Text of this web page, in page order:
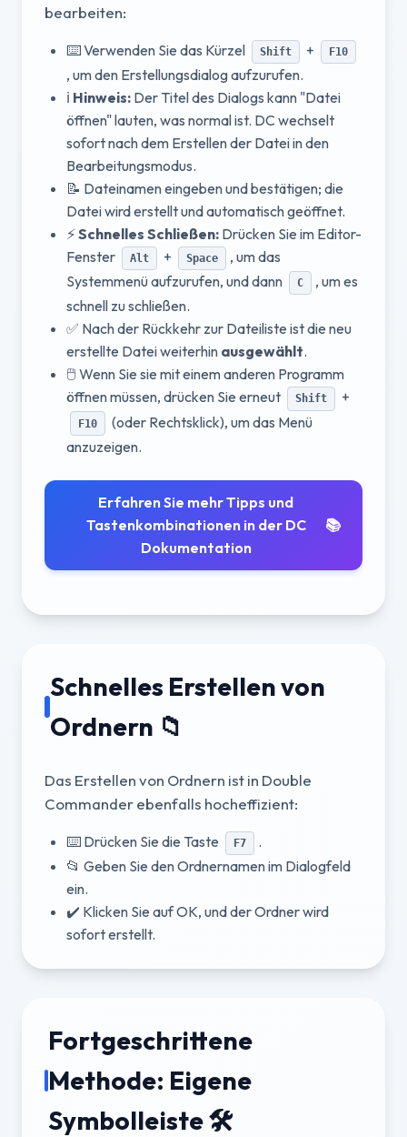
bearbeiten:
⌨️ Verwenden Sie das Kürzel Shift + F10
, um den Erstellungsdialog aufzurufen.
ℹ️ Hinweis: Der Titel des Dialogs kann "Datei
öffnen" lauten, was normal ist. DC wechselt
sofort nach dem Erstellen der Datei in den
Bearbeitungsmodus.
📝 Dateinamen eingeben und bestätigen; die
Datei wird erstellt und automatisch geöffnet.
⚡Schnelles Schließen: Drücken Sie im Editor-
Fenster
Alt + Space
, um das
Systemmenü aufzurufen, und dann
C
, um es
schnell zu schließen.
✅ Nach der Rückkehr zur Dateiliste ist die neu
erstellte Datei weiterhin ausgewählt.
🖱️ Wenn Sie sie mit einem anderen Programm
öffnen müssen, drücken Sie erneut
Shift +
F10
(oder Rechtsklick), um das Menü
anzuzeigen.
Erfahren Sie mehr Tipps und
Tastenkombinationen in der DC
Dokumentation
📚
Schnelles Erstellen von
Ordnern 📁
Das Erstellen von Ordnern ist in Double
Commander ebenfalls hocheffizient:
⌨️ Drücken Sie die Taste F7
.
📂 Geben Sie den Ordnernamen im Dialogfeld
ein.
✔️ Klicken Sie auf OK, und der Ordner wird
sofort erstellt.
Fortgeschrittene
Methode: Eigene
Symbolleiste 🛠️